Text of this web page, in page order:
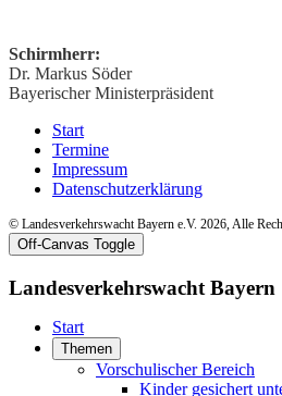
Schirmherr:
Dr. Markus Söder
Bayerischer Ministerpräsident
Start
Termine
Impressum
Datenschutzerklärung
© Landesverkehrswacht Bayern e.V. 2026, Alle
Off-Canvas Toggle
Landesverkehrswacht Bayern
Start
Themen
Vorschulischer Bereich
Kinder gesichert